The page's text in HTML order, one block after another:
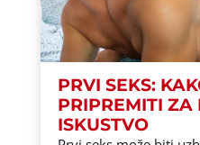
PRVI SEKS:
PRIPREMITI
ISKUSTVO